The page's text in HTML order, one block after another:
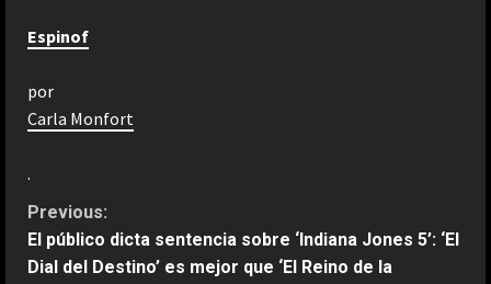
Espinof
por
Carla Monfort
.
C
o
Previous:
El público dicta sentencia sobre ‘Indiana Jones 5’: ‘El
Dial del Destino’ es mejor que ‘El Reino de la